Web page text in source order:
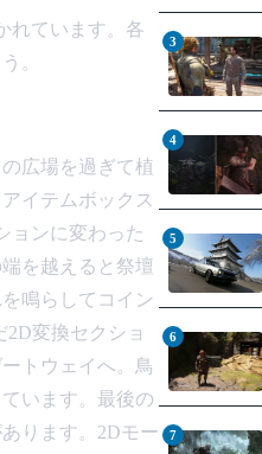
れています。各
。
広場を過ぎて植
イテムボックス
ョンに変わった
を越えると祭壇
鳴らしてコイン
変換セクショ
トウェイへ。鳥
います。最後の
ります。2Dモー
3
4
5
6
7